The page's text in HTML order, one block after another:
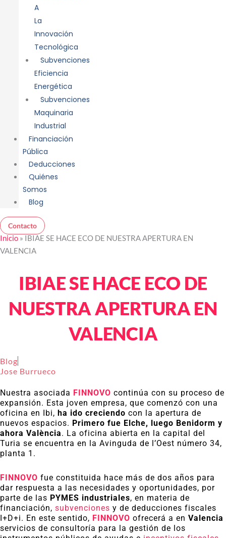
A
La
Innovación
Tecnológica
Subvenciones
Eficiencia
Energética
Subvenciones
Maquinaria
Industrial
Financiación
Pública
Deducciones
Quiénes
Somos
Blog
Contacto
Inicio » IBIAE SE HACE ECO DE NUESTRA APERTURA EN
VALENCIA
IBIAE SE HACE ECO DE
NUESTRA APERTURA EN
VALENCIA
Blog
Jose Burrueco
Nuestra asociada FINNOVO continúa con su proceso de
expansión. Esta joven empresa, que comenzó con una
oficina en Ibi, ha ido creciendo con la apertura de
nuevos espacios. Primero fue Elche, luego Benidorm y
ahora València. La oficina abierta en la capital del
Turia se encuentra en la Avinguda de l’Oest número 34,
planta 1.
FINNOVO fue constituida hace más de dos años para
dar respuesta a las necesidades y oportunidades, por
parte de las PYMES industriales, en materia de
financiación, subvenciones y de deducciones fiscales
I+D+i. En este sentido, FINNOVO ofrecerá a en Valencia
servicios de consultoría para la gestión de los